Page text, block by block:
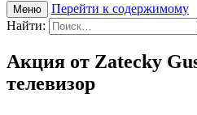
Меню
Перейти к содержимому
Найти:
Акция от Zatecky
телевизор